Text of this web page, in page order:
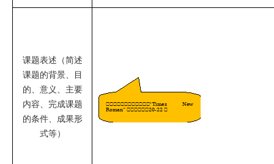
课题表述（简述
课题的背景、目
的、意义、主要
内容、完成课题
的条件、成果形
式等）